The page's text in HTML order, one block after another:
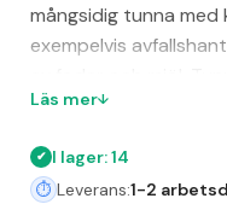
mångsidig tunna
exempelvis
har greppvänliga
kanter för att
greppurtag under för
Läs mer
I lager: 14
Leverans:1-2